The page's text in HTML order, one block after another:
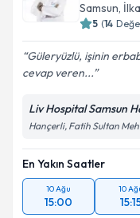
Samsun,
5 (14
Güleryüzlü, işinin
cevap veren...
Liv Hospital Samsun
Hançerli, Fatih Sultan
En Yakın Saatler
10 Ağu
15:00
10